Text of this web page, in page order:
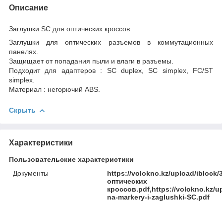
Описание
Заглушки SC для оптических кроссов
Заглушки для оптических разъемов в коммутационных
панелях.
Защищает от попадания пыли и влаги в разъемы.
Подходит для адаптеров : SC duplex, SC simplex, FC/ST
simplex.
Материал : негорючий ABS.
Скрыть
Характеристики
Пользовательские характеристики
Документы
https://volokno.kz/upload/iblock/
оптических
кроссов.pdf,https://volokno.kz/
na-markery-i-zaglushki-SC.pdf